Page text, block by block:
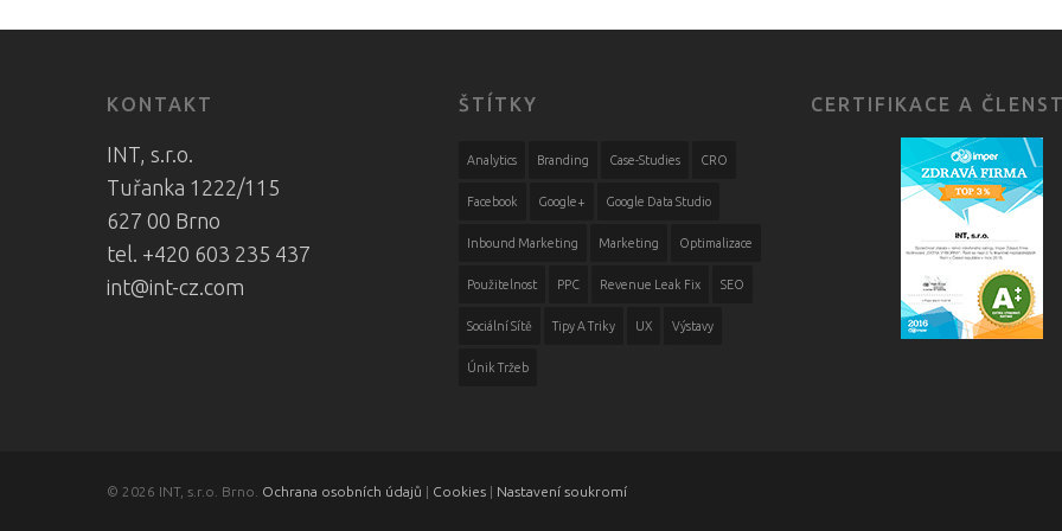
KONTAKT
INT, s.r.o.
Tuřanka 1222/115
627 00 Brno
tel. +420 603 235 437
int@int-cz.com
ŠTÍTKY
Analytics Branding Case-Studies CRO
Facebook Google+ Google Data Studio
Inbound Marketing Marketing Optimalizace
Použitelnost PPC Revenue Leak Fix SEO
Sociální Sítě Tipy A Triky UX Výstavy
Únik Tržeb
CERTIFIKACE A
© 2026 INT, s.r.o. Brno. Ochrana osobních údajů Cookies Nastavení soukromí